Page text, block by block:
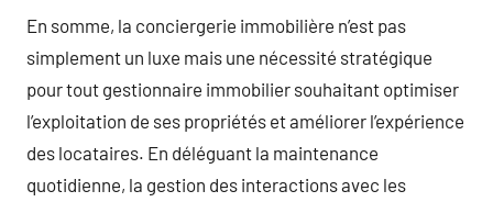
En somme, la conciergerie immobilière n’est pas
simplement un luxe mais une nécessité stratégique
pour tout gestionnaire immobilier souhaitant optimiser
l’exploitation de ses propriétés et améliorer l’expérience
des locataires. En déléguant la maintenance
quotidienne, la gestion des interactions avec les